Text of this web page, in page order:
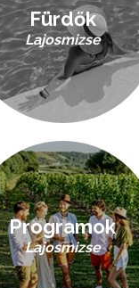
Fürdők
Lajosmizse
Programok
Lajosmizse